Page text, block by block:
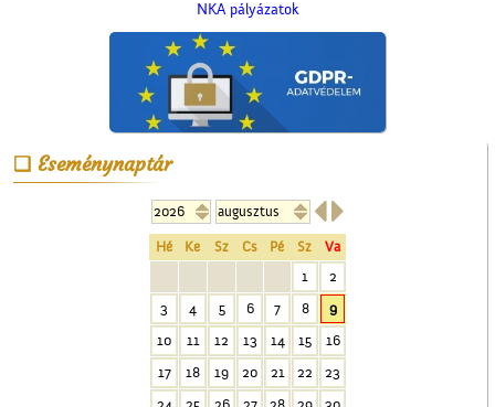
NKA pályázatok
Eseménynaptár

Hé Ke Sz Cs Pé Sz
Va
1
2
3
4 5 6 7 8
9
10
11 12 13 14 15
16
17
18 19 20 21 22
23
A Mizsei úti vendéglő